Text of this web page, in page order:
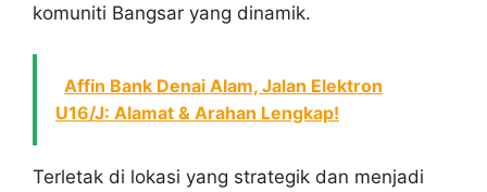
komuniti Bangsar yang dinamik.
Affin Bank Denai Alam, Jalan Elektron
U16/J: Alamat & Arahan Lengkap!
Terletak di lokasi yang strategik dan menjadi